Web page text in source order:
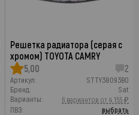
Решетка радиатора (серая с
хромом) TOYOTA CAMRY
5,00
2
Артикул:
STTY38093B0
Бренд:
Sat
Варианты:
6 вариантов от 4 155 ₽
ПВЗ:
выбрать